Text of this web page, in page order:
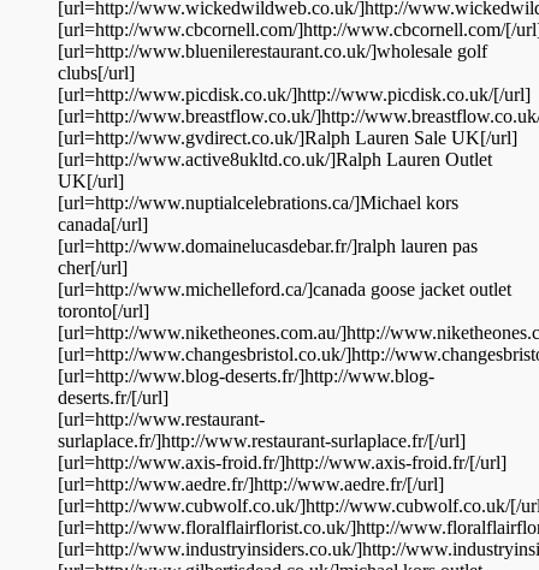
[url=http://www.wickedwildweb.co.uk/]http://
[url=http://www.cbcornell.com/]http://www.cbcornell.com/[/
[url=http://www.bluenilerestaurant.co.uk/]wholesale golf
clubs[/url]
[url=http://www.picdisk.co.uk/]http://www.picdisk.co.uk/[/url]
[url=http://www.breastflow.co.uk/]http://
[url=http://www.gvdirect.co.uk/]Ralph Lauren Sale UK[/url]
[url=http://www.active8ukltd.co.uk/]Ralph Lauren Outlet
UK[/url]
[url=http://www.nuptialcelebrations.ca/]Michael kors
canada[/url]
[url=http://www.domainelucasdebar.fr/]ralph lauren pas
cher[/url]
[url=http://www.michelleford.ca/]canada goose jacket outlet
toronto[/url]
[url=http://www.niketheones.com.au/]http://
[url=http://www.changesbristol.co.uk/]http://
[url=http://www.blog-deserts.fr/]http://www.blog-
deserts.fr/[/url]
[url=http://www.restaurant-
surlaplace.fr/]http://www.restaurant-surlaplace.fr/[/url]
[url=http://www.axis-froid.fr/]http://www.axis-froid.fr/[/url]
[url=http://www.aedre.fr/]http://www.aedre.fr/[/url]
[url=http://www.cubwolf.co.uk/]http://www.cubwolf.co.uk/[/
[url=http://www.floralflairflorist.co.uk/]http://
[url=http://www.industryinsiders.co.uk/]http://